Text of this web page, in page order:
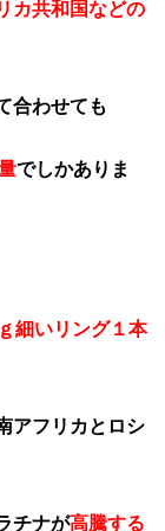
カ共和国などの
合わせても
でしかありま
細いリング１本
アフリカとロシ
チナが高騰する